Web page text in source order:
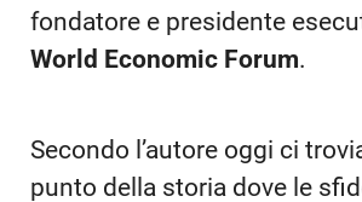
fondatore e presidente
World Economic Forum.
Secondo l’autore oggi ci
punto della storia dove le